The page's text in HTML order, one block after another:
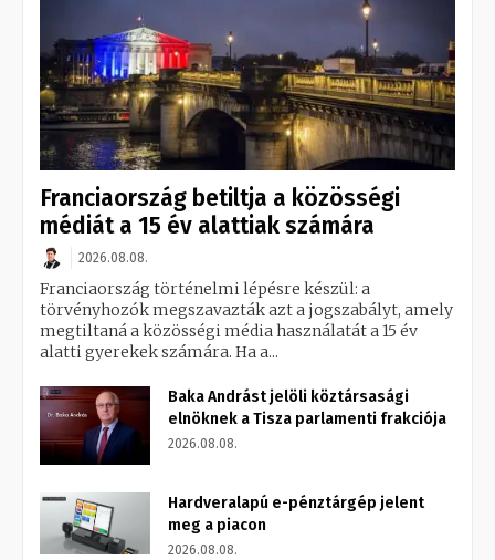
Franciaország betiltja a közösségi
médiát a 15 év alattiak számára
2026.08.08.
Franciaország történelmi lépésre készül: a
törvényhozók megszavazták azt a jogszabályt, amely
megtiltaná a közösségi média használatát a 15 év
alatti gyerekek számára. Ha a...
Baka Andrást jelöli köztársasági
elnöknek a Tisza parlamenti frakciója
2026.08.08.
Hardveralapú e-pénztárgép jelent
meg a piacon
2026.08.08.